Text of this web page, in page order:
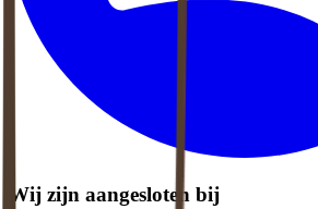
Wij zijn aangesloten bij